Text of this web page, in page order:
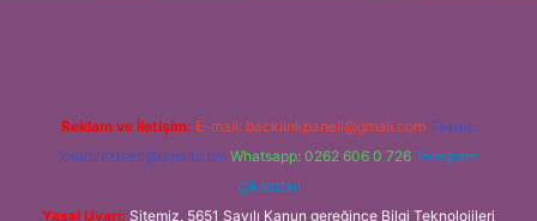
Reklam ve İletişim: E-mail: backlinkpaneli@gmail.com Teams:
forumhizmeti@gmail.com Whatsapp: 0262 606 0 726 Telegram:
@karabul
Yasal Uyarı: Sitemiz, 5651 Sayılı Kanun gereğince Bilgi Teknolojileri